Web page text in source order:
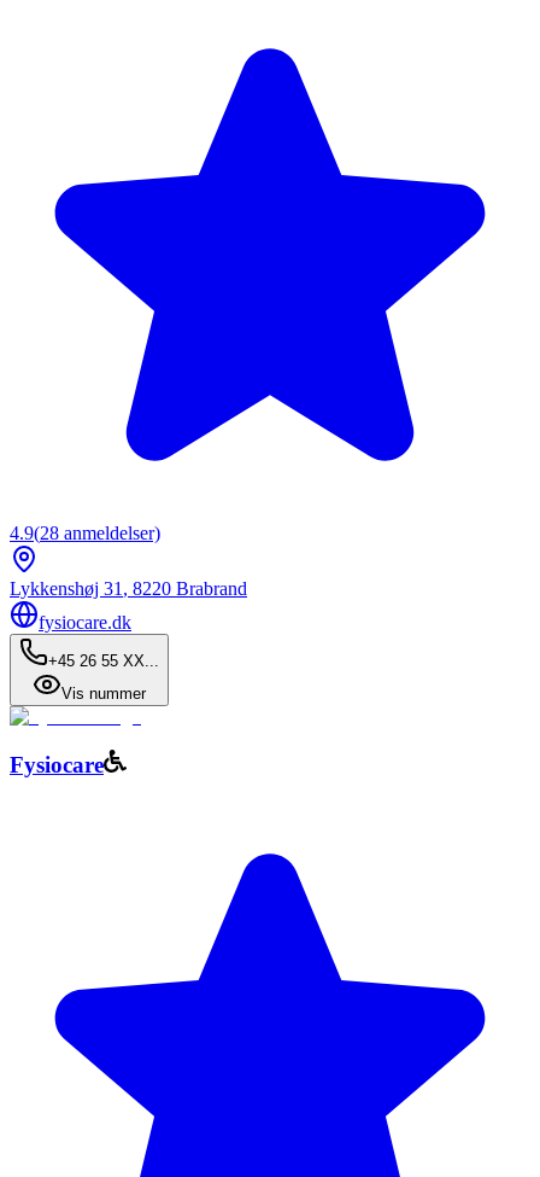
4.9(28 anmeldelser)
Lykkenshøj 31 , 8220 Brabrand
fysiocare.dk
+45 26 55 XX...
Vis nummer
Fysiocare